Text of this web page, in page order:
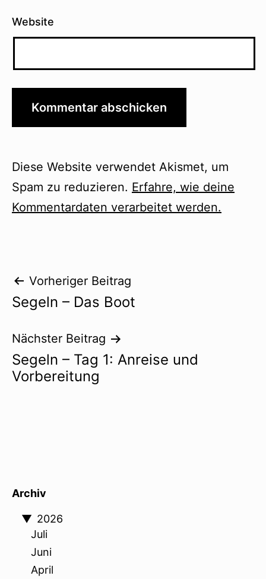
Website
Diese Website verwendet Akismet, um
Spam zu reduzieren. Erfahre, wie deine
Kommentardaten verarbeitet werden.
Beitragsnavigation
Vorheriger Beitrag
Segeln – Das Boot
Nächster Beitrag
Segeln – Tag 1: Anreise und
Vorbereitung
Archiv
▼ 2026
Juli
Juni
April